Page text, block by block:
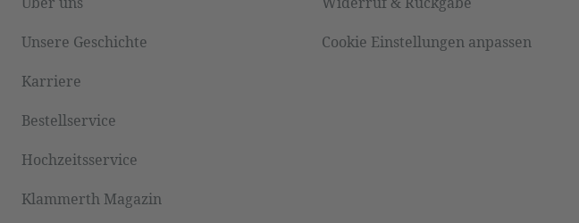
Unsere Geschichte
Karriere
Bestellservice
Hochzeitsservice
Klammerth Magazin
Cookie Einstellungen anpassen